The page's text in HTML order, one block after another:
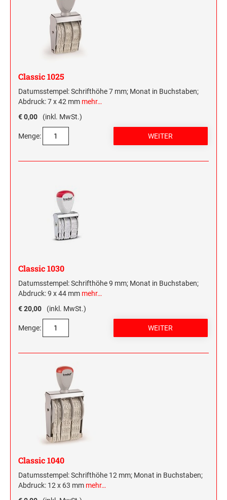
Classic 1025
Datumsstempel: Schrifthöhe 7 mm; Monat in Buchstaben;
Abdruck: 7 x 42 mm mehr…
€ 0,00
(inkl. MwSt.)
Menge:
Classic 1030
Datumsstempel: Schrifthöhe 9 mm; Monat in Buchstaben;
Abdruck: 9 x 44 mm mehr…
€ 20,00
(inkl. MwSt.)
Menge:
Classic 1040
Datumsstempel: Schrifthöhe 12 mm; Monat in Buchstaben;
Abdruck: 12 x 63 mm mehr…